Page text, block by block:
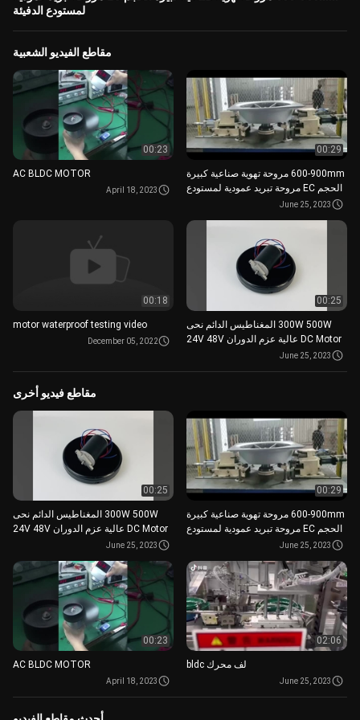
لمستودع الدفيئة
مقاطع الفيديو الشعبية
00:29
600-900mm مروحة تهوية صناعية كبيرة
الحجم EC مروحة تبريد عمودية لمستودع
June 25, 2023
00:23
AC BLDC MOTOR
April 18, 2023
00:25
300W 500W المغناطيس الدائم نحى
DC Motor عالية عزم الدوران 24V 48V
June 25, 2023
00:18
motor waterproof testing video
December 05, 2022
مقاطع فيديو أخرى
00:29
600-900mm مروحة تهوية صناعية كبيرة
الحجم EC مروحة تبريد عمودية لمستودع
June 25, 2023
00:25
300W 500W المغناطيس الدائم نحى
DC Motor عالية عزم الدوران 24V 48V
June 25, 2023
02:06
لف محرك bldc
June 25, 2023
00:23
AC BLDC MOTOR
April 18, 2023